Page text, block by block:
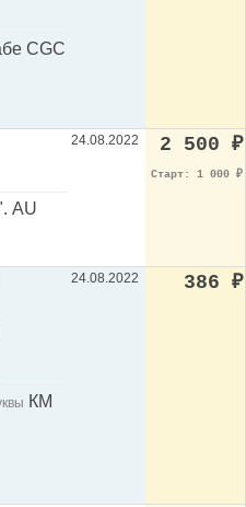
CGC
AU
24.08.2022 2 500 ₽
Старт: 1 000 ₽
КМ
24.08.2022 386 ₽